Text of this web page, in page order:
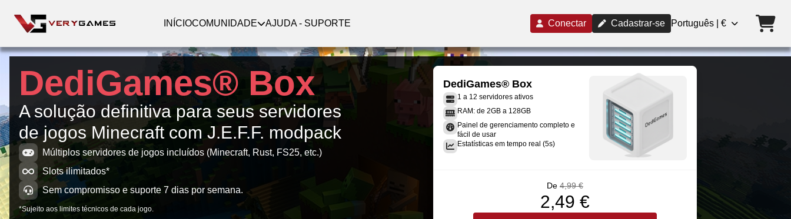
INÍCIOCOMUNIDADE AJUDA - SUPORTE Conectar Cadastrar-se Português | €
DediGames® Box
A solução definitiva para seus servidores
de jogos Minecraft com J.E.F.F. modpack
Múltiplos servidores de jogos incluídos (Minecraft, Rust, FS25, etc.)
Slots ilimitados*
Sem compromisso e suporte 7 dias por semana.
*Sujeito aos limites técnicos de cada jogo.
DediGames® Box
1 a 12 servidores ativos
RAM: de 2GB a 128GB
Painel de gerenciamento completo e
fácil de usar
Estatísticas em tempo real (5s)
De 4,99 €
2,49 €